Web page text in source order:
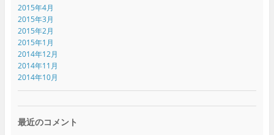
2015年4月
2015年3月
2015年2月
2015年1月
2014年12月
2014年11月
2014年10月
最近のコメント